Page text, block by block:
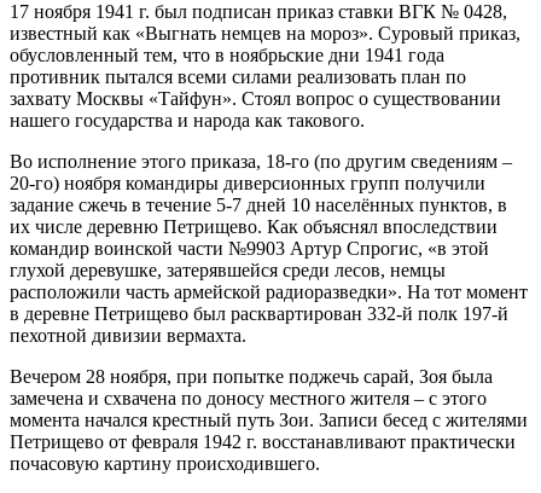
17 ноября 1941 г. был подписан приказ ставки ВГК № 0428,
известный как «Выгнать немцев на мороз». Суровый приказ,
обусловленный тем, что в ноябрьские дни 1941 года
противник пытался всеми силами реализовать план по
захвату Москвы «Тайфун». Стоял вопрос о существовании
нашего государства и народа как такового.
Во исполнение этого приказа, 18-го (по другим сведениям –
20-го) ноября командиры диверсионных групп получили
задание сжечь в течение 5-7 дней 10 населённых пунктов, в
их числе деревню Петрищево. Как объяснял впоследствии
командир воинской части №9903 Артур Спрогис, «в этой
глухой деревушке, затерявшейся среди лесов, немцы
расположили часть армейской радиоразведки». На тот момент
в деревне Петрищево был расквартирован 332-й полк 197-й
пехотной дивизии вермахта.
Вечером 28 ноября, при попытке поджечь сарай, Зоя была
замечена и схвачена по доносу местного жителя – с этого
момента начался крестный путь Зои. Записи бесед с жителями
Петрищево от февраля 1942 г. восстанавливают практически
почасовую картину происходившего.